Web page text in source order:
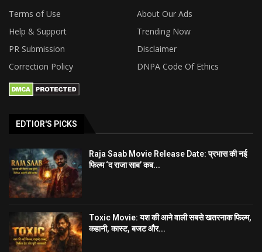
Terms of Use
About Our Ads
Help & Support
Trending Now
PR Submission
Disclaimer
Correction Policy
DNPA Code Of Ethics
EDTIOR'S PICKS
Raja Saab Movie Release Date: प्रभास की नई
फिल्म ‘द राजा साब’ कब...
Toxic Movie: यश की आने वाली सबसे खतरनाक फिल्म,
कहानी, कास्ट, बजट और...